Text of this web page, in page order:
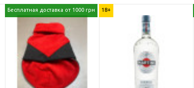
Бесплатная доставка от 1000 грн 18+